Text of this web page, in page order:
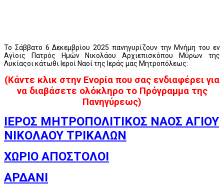
Το Σάββατο 6 Δεκεμβρίου 2025 πανηγυρίζουν την Μνήμη του εν
Αγίοις Πατρός Ημών Νικολάου Αρχιεπισκόπου Μύρων της
Λυκίαςοι κάτωθι Ιεροί Ναοί της Ιεράς μας Μητροπόλεως:
(Κάντε κλικ στην Ενορία που σας ενδιαφέρει για
να διαβάσετε ολόκληρο το Πρόγραμμα της
Πανηγύρεως)
ΙΕΡΟΣ ΜΗΤΡΟΠΟΛΙΤΙΚΟΣ ΝΑΟΣ ΑΓΙΟΥ
ΝΙΚΟΛΑΟΥ ΤΡΙΚΑΛΩΝ
ΧΩΡΙΟ ΑΠΟΣΤΟΛΟΙ
ΑΡΔΑΝΙ